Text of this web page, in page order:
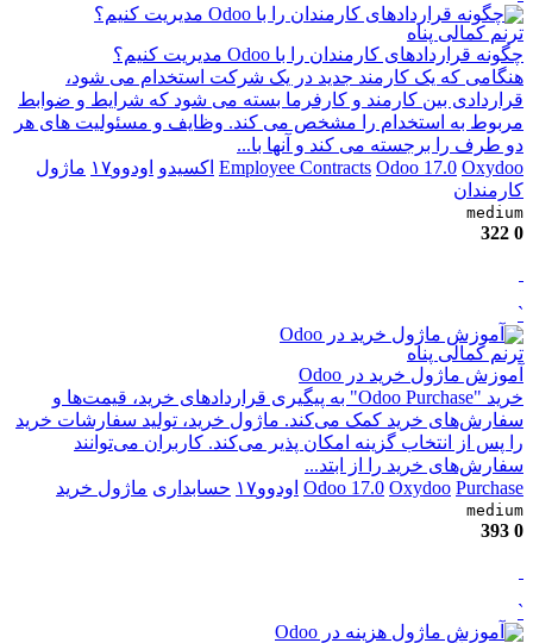
ترنم کمالی پناه
چگونه قراردادهای کارمندان را با Odoo مدیریت کنیم؟
هنگامی که یک کارمند جدید در یک شرکت استخدام می شود،
قراردادی بین کارمند و کارفرما بسته می شود که شرایط و ضوابط
مربوط به استخدام را مشخص می کند. وظایف و مسئولیت های هر
دو طرف را برجسته می کند و آنها با...
Employee Contracts Odoo 17.0 Oxydoo اکسیدو اودوو۱۷
ماژول
کارمندان
medium
0
322
`
ترنم کمالی پناه
آموزش ماژول خرید در Odoo
خرید "Odoo Purchase" به پیگیری قراردادهای خرید، قیمت‌ها و
سفارش‌های خرید کمک می‌کند. ماژول خرید، تولید سفارشات خرید
را پس از انتخاب گزینه امکان پذیر می‌کند. کاربران می‌توانند
سفارش‌های خرید را از ابتد...
Odoo 17.0 Oxydoo Purchase اودوو۱۷ حسابداری ماژول خرید
medium
0
393
`